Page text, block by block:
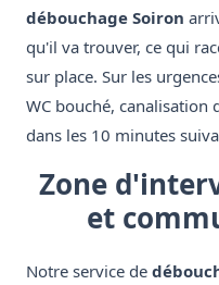
débouchage Soiron
qu'il va trouver, ce qui
sur place. Sur les
WC bouché,
dans les 10 minutes
Zone
et
Notre service de